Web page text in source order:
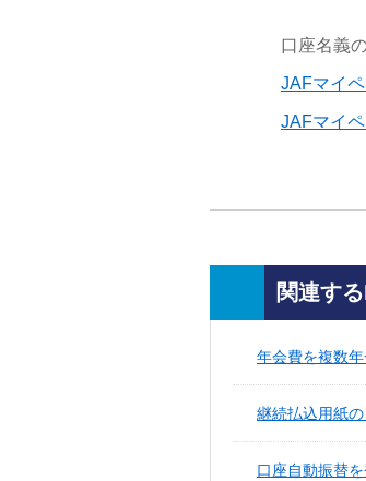
口座名義
JAFマイ
JAFマイ
関連す
年会費を複数
継続払込用紙
口座自動振替